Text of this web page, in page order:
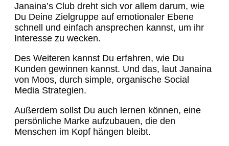
Janaina’s Club dreht sich vor allem darum, wie
Du Deine Zielgruppe auf emotionaler Ebene
schnell und einfach ansprechen kannst, um ihr
Interesse zu wecken.
Des Weiteren kannst Du erfahren, wie Du
Kunden gewinnen kannst. Und das, laut Janaina
von Moos, durch simple, organische Social
Media Strategien.
Außerdem sollst Du auch lernen können, eine
persönliche Marke aufzubauen, die den
Menschen im Kopf hängen bleibt.